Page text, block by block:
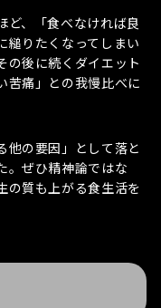
ど、「食べなければ良
縋りたくなってしまい
の後に続くダイエット
苦痛」との我慢比べに
他の要因」として落と
。ぜひ精神論ではな
の質も上がる食生活を